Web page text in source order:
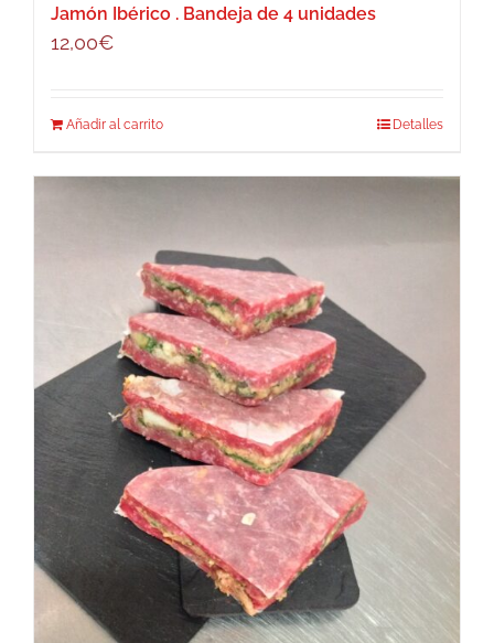
Jamón Ibérico . Bandeja de 4 unidades
12,00€
Añadir al carrito Detalles